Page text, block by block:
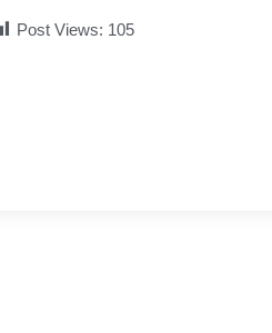
Post Views: 105